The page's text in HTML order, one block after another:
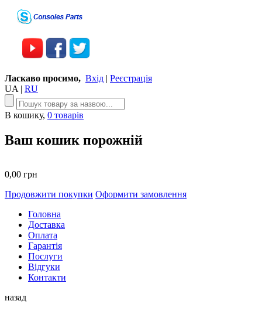
Ласкаво просимо, Вхід | Реєстрація
UA | RU
В кошику, 0 товарів
Ваш кошик порожній
0,00 грн
Продовжити покупки Оформити замовлення
Головна
Доставка
Оплата
Гарантія
Послуги
Відгуки
Контакти
назад